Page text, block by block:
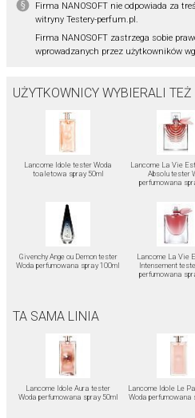
Firma NANOSOFT nie odpowiada za
witryny Testery-perfum.pl.
Firma NANOSOFT zastrzega sobie
wprowadzanych przez użytkowników
UŻYTKOWNICY WYBIERALI TEŻ
Lancome Idole tester Woda
toaletowa spray 50ml
Lancome La Vie
Absolu tester
perfumowana
Givenchy Ange ou Demon tester
Woda perfumowana spray 100ml
Lancome La Vie
Intensement
perfumowana
TA SAMA LINIA
Lancome Idole Aura tester
Woda perfumowana spray 50ml
Lancome Idole Le
Woda perfumowana